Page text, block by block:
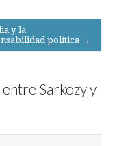
y la
política →
Sarkozy y